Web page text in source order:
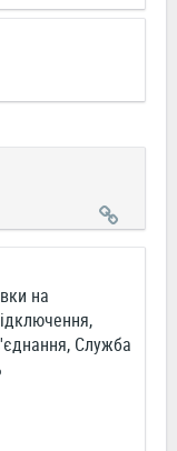
на
Служба